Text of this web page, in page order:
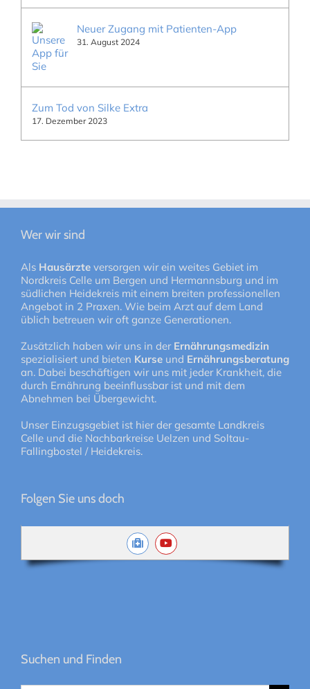
Neuer Zugang mit Patienten-App
31. August 2024
Zum Tod von Silke Extra
17. Dezember 2023
Wer wir sind
Als Hausärzte versorgen wir ein weites Gebiet im
Nordkreis Celle um Bergen und Hermannsburg und im
südlichen Heidekreis mit einem breiten professionellen
Angebot in 2 Praxen. Wie beim Arzt auf dem Land
üblich betreuen wir oft ganze Generationen.
Zusätzlich haben wir uns in der Ernährungsmedizin
spezialisiert und bieten Kurse und Ernährungsberatung
an. Dabei beschäftigen wir uns mit jeder Krankheit, die
durch Ernährung beeinflussbar ist und mit dem
Abnehmen bei Übergewicht.
Unser Einzugsgebiet ist hier der gesamte Landkreis
Celle und die Nachbarkreise Uelzen und Soltau-
Fallingbostel / Heidekreis.
Folgen Sie uns doch
Suchen und Finden